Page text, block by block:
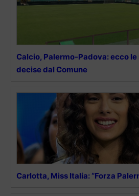
Calcio, Palermo-Padova: ecco
decise dal Comune
Carlotta, Miss Italia: “Forza